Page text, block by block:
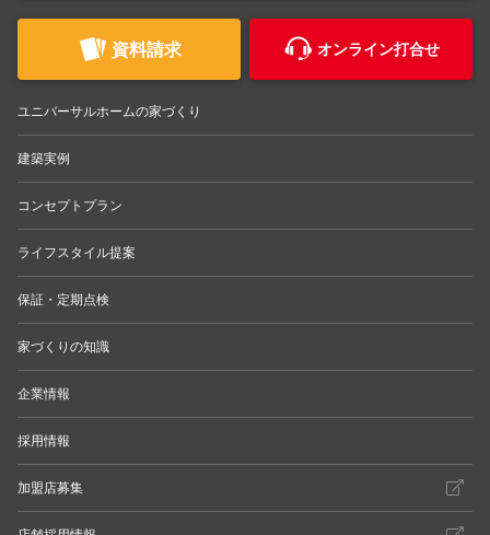
資料請求 オンライン打合せ
ユニバーサルホームの家づくり
建築実例
コンセプトプラン
ライフスタイル提案
保証・定期点検
家づくりの知識
企業情報
採用情報
加盟店募集